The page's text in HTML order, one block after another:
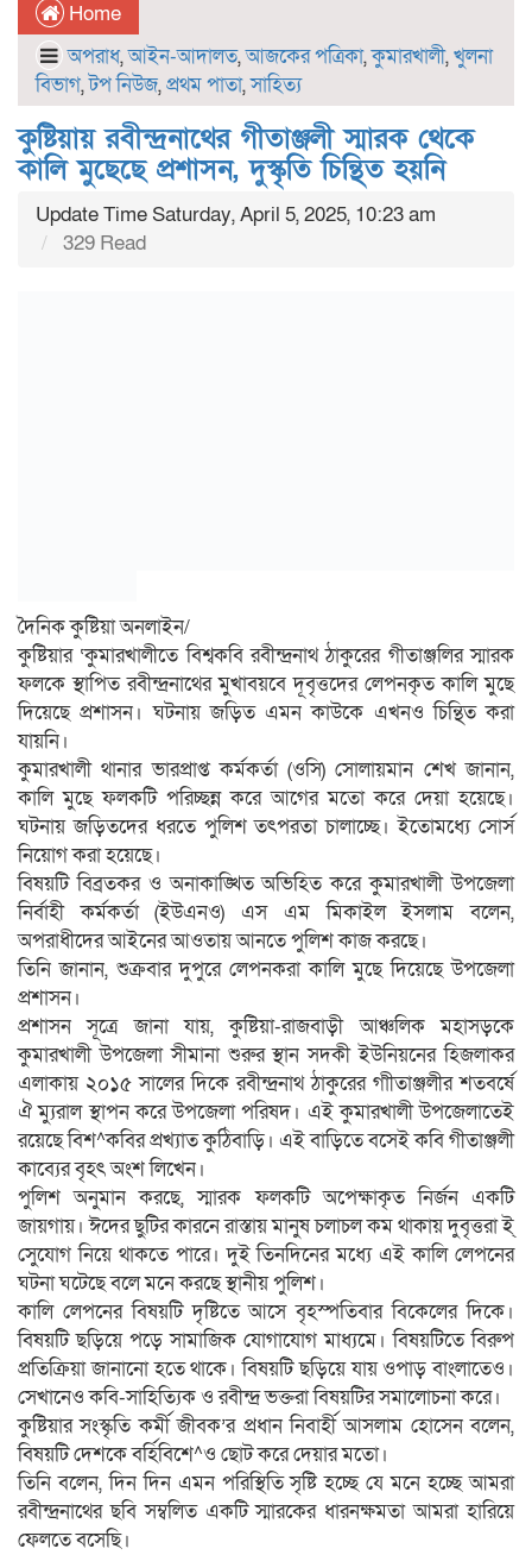
Home
অপরাধ,আইন-আদালত,আজকের পত্রিকা,কুমারখালী,খুলনা
বিভাগ,টপ নিউজ,প্রথম পাতা,সাহিত্য
কুষ্টিয়ায় রবীন্দ্রনাথের গীতাঞ্জলী স্মারক থেকে
কালি মুছেছে প্রশাসন, দুস্কৃতি চিন্থিত হয়নি
Update Time Saturday, April 5, 2025, 10:23 am
329 Read
দৈনিক কুষ্টিয়া অনলাইন/
কুষ্টিয়ার ‘কুমারখালীতে বিশ্বকবি রবীন্দ্রনাথ ঠাকুরের গীতাঞ্জলির স্মারক
ফলকে স্থাপিত রবীন্দ্রনাথের মুখাবয়বে দূবৃত্তদের লেপনকৃত কালি মুছে
দিয়েছে প্রশাসন। ঘটনায় জড়িত এমন কাউকে এখনও চিন্থিত করা
যায়নি।
কুমারখালী থানার ভারপ্রাপ্ত কর্মকর্তা (ওসি) সোলায়মান শেখ জানান,
কালি মুছে ফলকটি পরিচ্ছন্ন করে আগের মতো করে দেয়া হয়েছে।
ঘটনায় জড়িতদের ধরতে পুলিশ তৎপরতা চালাচ্ছে। ইতোমধ্যে সোর্স
নিয়োগ করা হয়েছে।
বিষয়টি বিব্রতকর ও অনাকাঙ্খিত অভিহিত করে কুমারখালী উপজেলা
নির্বাহী কর্মকর্তা (ইউএনও) এস এম মিকাইল ইসলাম বলেন,
অপরাধীদের আইনের আওতায় আনতে পুলিশ কাজ করছে।
তিনি জানান, শুক্রবার দুপুরে লেপনকরা কালি মুছে দিয়েছে উপজেলা
প্রশাসন।
প্রশাসন সূত্রে জানা যায়, কুষ্টিয়া-রাজবাড়ী আঞ্চলিক মহাসড়কে
কুমারখালী উপজেলা সীমানা শুরুর স্থান সদকী ইউনিয়নের হিজলাকর
এলাকায় ২০১৫ সালের দিকে রবীন্দ্রনাথ ঠাকুরের গাীতাঞ্জলীর শতবর্ষে
ঐ ম্যুরাল স্থাপন করে উপজেলা পরিষদ। এই কুমারখালী উপজেলাতেই
রয়েছে বিশ^কবির প্রখ্যাত কুঠিবাড়ি। এই বাড়িতে বসেই কবি গীতাঞ্জলী
কাব্যের বৃহৎ অংশ লিখেন।
পুলিশ অনুমান করছে, স্মারক ফলকটি অপেক্ষাকৃত নির্জন একটি
জায়গায়। ঈদের ছুটির কারনে রাস্তায় মানুষ চলাচল কম থাকায় দুবৃত্তরা ই্
সেুযোগ নিয়ে থাকতে পারে। দুই তিনদিনের মধ্যে এই কালি লেপনের
ঘটনা ঘটেছে বলে মনে করছে স্থানীয় পুলিশ।
কালি লেপনের বিষয়টি দৃষ্টিতে আসে বৃহস্পতিবার বিকেলের দিকে।
বিষয়টি ছড়িয়ে পড়ে সামাজিক যোগাযোগ মাধ্যমে। বিষয়টিতে বিরুপ
প্রতিক্রিয়া জানানো হতে থাকে। বিষয়টি ছড়িয়ে যায় ওপাড় বাংলাতেও।
সেখানেও কবি-সাহিত্যিক ও রবীন্দ্র ভক্তরা বিষয়টির সমালোচনা করে।
কুষ্টিয়ার সংস্কৃতি কর্মী জীবক’র প্রধান নিবার্হী আসলাম হোসেন বলেন,
বিষয়টি দেশকে বর্হিবিশে^ও ছোট করে দেয়ার মতো।
তিনি বলেন, দিন দিন এমন পরিস্থিতি সৃষ্টি হচ্ছে যে মনে হচ্ছে আমরা
রবীন্দ্রনাথের ছবি সম্বলিত একটি স্মারকের ধারনক্ষমতা আমরা হারিয়ে
ফেলতে বসেছি।